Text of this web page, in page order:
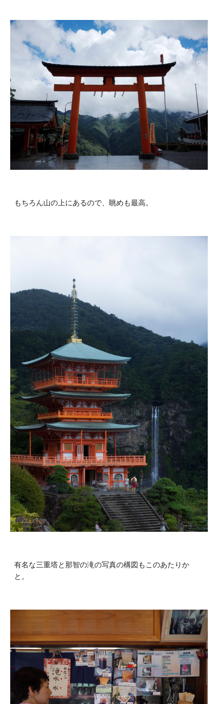
もちろん山の上にあるので、眺めも最高。
有名な三重塔と那智の滝の写真の構図もこのあたりか
と。